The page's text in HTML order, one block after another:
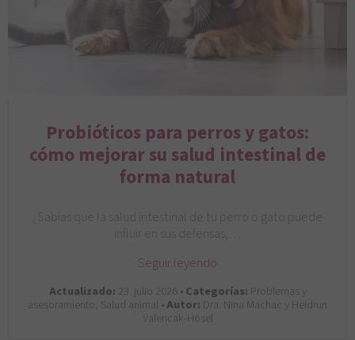
Probióticos para perros y gatos:
cómo mejorar su salud intestinal de
forma natural
¿Sabías que la salud intestinal de tu perro o gato puede
influir en sus defensas,…
Seguir leyendo
Actualizado: 23. julio 2026 •Categorías: Problemas y
asesoramiento, Salud animal •Autor: Dra. Nina Machac y Heidrun
Valencak-Hösel